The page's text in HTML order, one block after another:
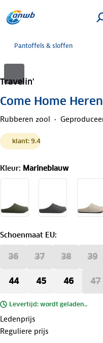
Pantoffels & sloffen
Travelin'
Come Home
Rubberen zool
klant: 9.4
Kleur: Marineblauw
Schoenmaat EU:
36 37 38 39
44 45 46 47
Levertijd: wordt geladen..
Ledenprijs
Reguliere prijs